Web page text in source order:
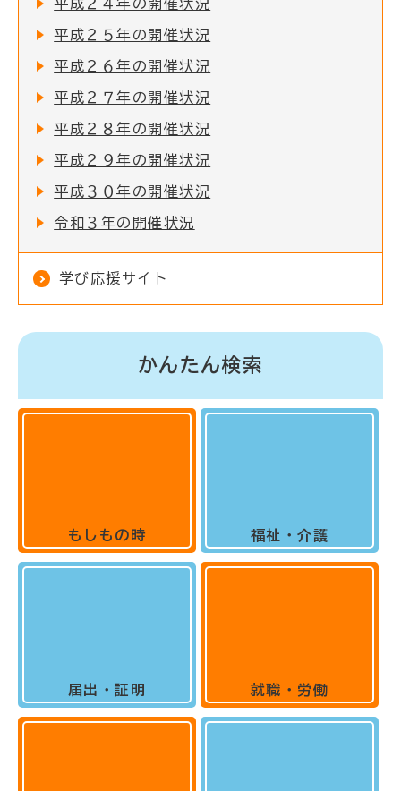
平成２４年の開催状況
平成２５年の開催状況
平成２６年の開催状況
平成２７年の開催状況
平成２８年の開催状況
平成２９年の開催状況
平成３０年の開催状況
令和３年の開催状況
学び応援サイト
かんたん検索
もしもの時
届出・証明
福祉・介護
就職・労働